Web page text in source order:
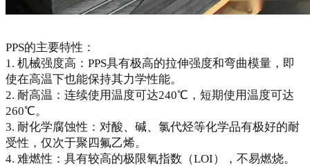
PPS的主要特性：
1. 机械强度高：PPS具有极高的拉伸强度和弯曲模量，即
使在高温下也能保持其力学性能。
2. 耐高温：连续使用温度可达240℃，短期使用温度可达
260℃。
3. 耐化学腐蚀性：对酸、碱、氯代烃等化学品有极好的耐
受性，仅次于聚四氟乙烯。
4. 难燃性：具有较高的极限氧指数（LOI），不易燃烧。